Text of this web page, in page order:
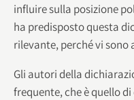
influire sulla posizione
ha predisposto questa
rilevante, perché vi sono
Gli autori della
frequente, che è quello